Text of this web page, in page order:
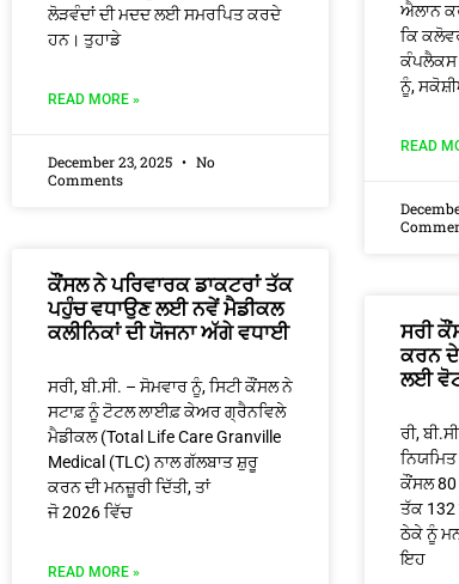
ਲੋੜਵੰਦਾਂ ਦੀ ਮਦਦ ਲਈ ਸਮਰਪਿਤ ਕਰਦੇ
ਹਨ। ਤੁਹਾਡੇ
READ MORE »
December 23, 2025
No
Comments
ਐਲਾਨ
ਕਿ
ਕੰਪਲੈਕਸ
ਨੂੰ,
READ
ਕੌਂਸਲ ਨੇ ਪਰਿਵਾਰਕ ਡਾਕਟਰਾਂ ਤੱਕ
ਪਹੁੰਚ ਵਧਾਉਣ ਲਈ ਨਵੇਂ ਮੈਡੀਕਲ
ਕਲੀਨਿਕਾਂ ਦੀ ਯੋਜਨਾ ਅੱਗੇ ਵਧਾਈ
ਸਰੀ, ਬੀ.ਸੀ. – ਸੋਮਵਾਰ ਨੂੰ, ਸਿਟੀ ਕੌਂਸਲ ਨੇ
ਸਟਾਫ਼ ਨੂੰ ਟੋਟਲ ਲਾਈਫ਼ ਕੇਅਰ ਗ੍ਰੈਨਵਿਲੇ
ਮੈਡੀਕਲ (Total Life Care Granville
Medical (TLC) ਨਾਲ ਗੱਲਬਾਤ ਸ਼ੁਰੂ
ਕਰਨ ਦੀ ਮਨਜ਼ੂਰੀ ਦਿੱਤੀ, ਤਾਂ
ਜੋ 2026 ਵਿੱਚ
READ MORE »
ਸਰੀ
ਕਰਨ
ਲਈ
ਰੀ,
ਨਿਯਮਿਤ
ਕੌਂਸਲ 80
ਤੱਕ 132
ਠੇਕੇ ਨੂੰ
ਇਹ